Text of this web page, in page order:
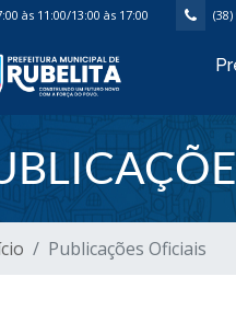
às 11:00/13:00 às 17:00
Publicações Oficiais